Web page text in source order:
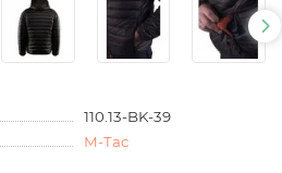
110.13-BK-39
M-Tac